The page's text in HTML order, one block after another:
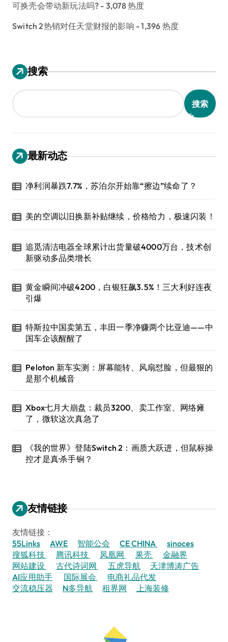
可换壳会带动新玩法吗? - 3,078 热度
Switch 2热销对任天堂财报的影响 - 1,396 热度
搜索
搜索
最新动态
净利润暴跌7.7%，苏泊尔开始靠“擦边”续命了？
美的空调以旧换新补贴继续，价格给力，极速闪装！
追觅清洁电器全球累计出货量破4000万台，技术创
新驱动多品类增长
黄金瞬间冲破4200，白银狂飙3.5%！三大利好连夜
引爆
特斯拉中国卖第五，丰田一季净赚两个比亚迪——中
国车企该醒醒了
Peloton 新车实测：屏幕能转、风扇怼脸，但最狠的
是那个机械音
Xbox七月大崩盘：裁员3200、卖工作室、网络瘫
了，微软这次真急了
《我的世界》登陆Switch 2：画质大跃进，但鼠标操
控才是真·杀手锏？
友情链接
友情链接：
55Links
AWE 智能公会 CE CHINA
sinoces
搜狐科技
腾讯科技 凤凰网 果壳
金融界
网站建设
古代诗词网 五虎导航
天津博涛广告
AI应用助手
国际展会
电商礼品代发
交流稳压器
N多导航 租界网 上海装修